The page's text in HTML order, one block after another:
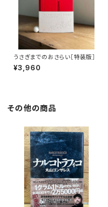
うさぎまでのおさらい［特装版］
¥3,960
その他の商品